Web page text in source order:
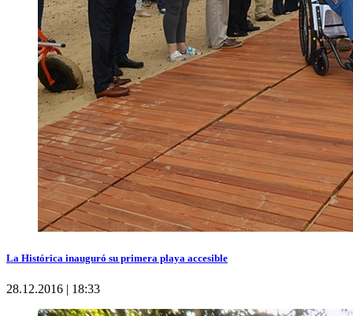
La Histórica inauguró su primera playa accesible
28.12.2016 | 18:33